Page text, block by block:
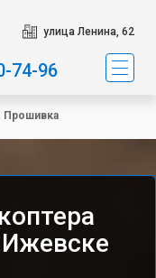
улица Ленина, 62
74-96
Прошивка
Ижевске